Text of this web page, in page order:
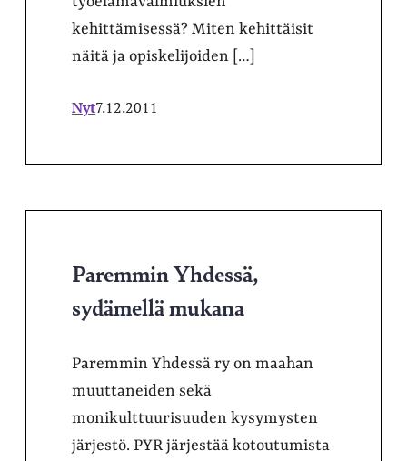
kehittämisessä? Miten kehittäisit
näitä ja opiskelijoiden […]
Nyt7.12.2011
Paremmin Yhdessä,
sydämellä mukana
Paremmin Yhdessä ry on maahan
muuttaneiden sekä
monikulttuurisuuden kysymysten
järjestö. PYR järjestää kotoutumista